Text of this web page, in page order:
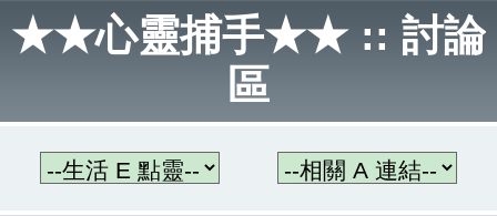
★★心靈捕手★★ :: 討論
區